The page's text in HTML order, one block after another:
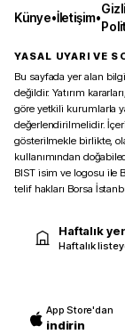
Künye•İletişim•
YASAL UYARI VE
Bu sayfada yer alan
değildir. Yatırım
göre yetkili kurumlarla
değerlendirilmelidir.
gösterilmekle birlikte,
kullanımından
BIST isim ve logosu ile
telif hakları Borsa
Haftalık
Haftalık
App Store'dan
indirin